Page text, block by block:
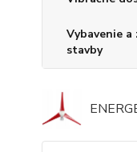
Vybavenie a
stavby